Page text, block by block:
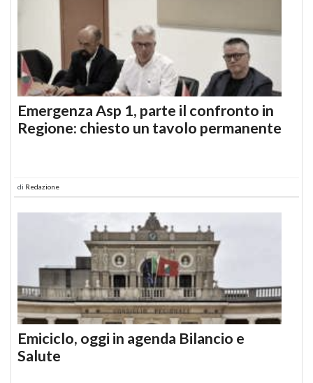
Emergenza Asp 1, parte il confronto in
Regione: chiesto un tavolo permanente
di Redazione
Emiciclo, oggi in agenda Bilancio e
Salute